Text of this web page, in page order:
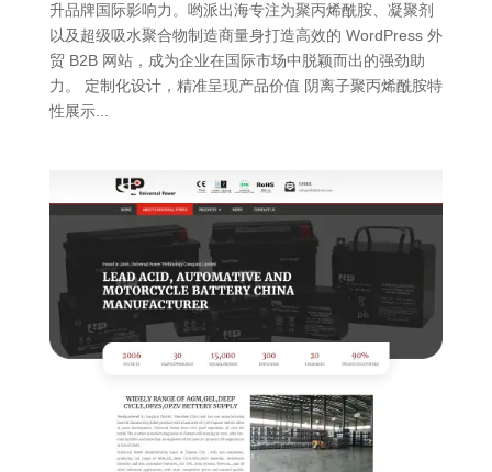
升品牌国际影响力。哟派出海专注为聚丙烯酰胺、凝聚剂
以及超级吸水聚合物制造商量身打造高效的 WordPress 外
贸 B2B 网站，成为企业在国际市场中脱颖而出的强劲助
力。 定制化设计，精准呈现产品价值 阴离子聚丙烯酰胺特
性展示...